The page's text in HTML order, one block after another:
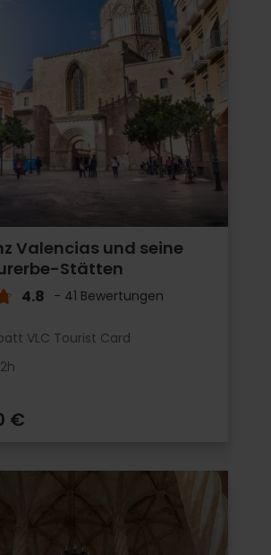
Valencias und seine
Stätten
4.8 - 41 Bewertungen
VLC Tourist Card
€